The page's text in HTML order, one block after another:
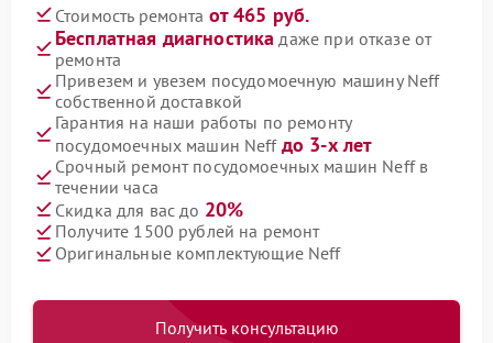
Стоимость ремонта от 465 руб.
Бесплатная диагностика даже при отказе от
ремонта
Привезем и увезем посудомоечную машину Neff
собственной доставкой
Гарантия на наши работы по ремонту
посудомоечных машин Neff до 3-х лет
Срочный ремонт посудомоечных машин Neff в
течении часа
Скидка для вас до 20%
Получите 1500 рублей на ремонт
Оригинальные комплектующие Neff
Получить консультацию